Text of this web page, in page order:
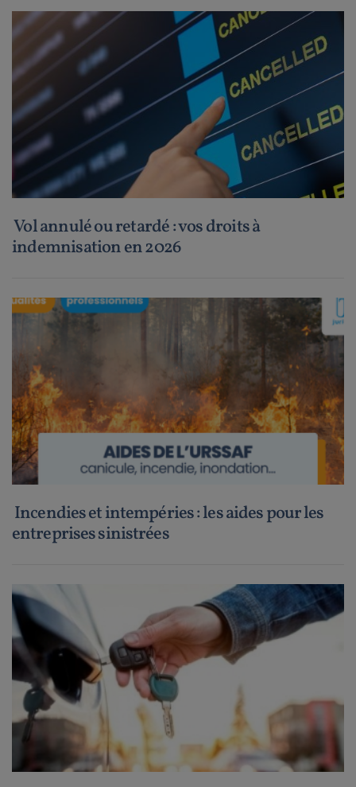
Vol annulé ou retardé : vos droits à
indemnisation en 2026
Incendies et intempéries : les aides pour les
entreprises sinistrées